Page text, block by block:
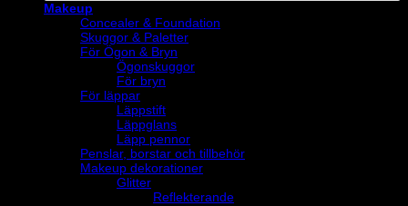
Makeup
Concealer & Foundation
Skuggor & Paletter
För Ögon & Bryn
Ögonskuggor
För bryn
För läppar
Läppstift
Läppglans
Läpp pennor
Penslar, borstar och tillbehör
Makeup dekorationer
Glitter
Reflekterande